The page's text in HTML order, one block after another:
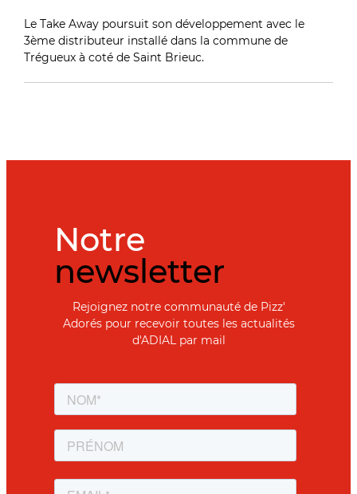
Le Take Away poursuit son développement avec le
3ème distributeur installé dans la commune de
Trégueux à coté de Saint Brieuc.
Notre
newsletter
Rejoignez notre communauté de Pizz'
Adorés pour recevoir toutes les actualités
d'ADIAL par mail